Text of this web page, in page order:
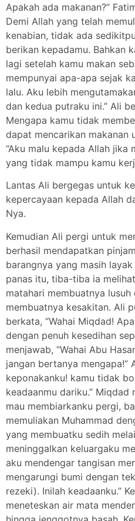
Apakah ada makanan?”
Demi Allah yang telah
kenabian, tidak ada
berikan kepadamu. Bahkan
lagi setelah kamu makan
mempunyai apa-apa sejak
lalu. Aku lebih
dan kedua putraku ini.” Ali
Mengapa kamu tidak
dapat mencarikan makanan
“Aku malu kepada Allah jika
yang tidak mampu kamu
Lantas Ali bergegas untuk
kepercayaan kepada Allah
Nya.
Kemudian Ali pergi untuk
berhasil mendapatkan
barangnya yang masih
panas itu, tiba-tiba ia
matahari membuatnya lusuh
membuatnya kesakitan. Ali
berkata, “Wahai Miqdad!
dengan penuh kesedihan
menjawab, “Wahai Abu
jangan bertanya mengapa!”
keponakanku! kamu tidak
keadaanmu dariku.” Miqdad
mau membiarkanku pergi,
memuliakan Muhammad
yang membuatku sedih
meninggalkan keluargaku
aku mendengar tangisan
mengarungi bumi dengan
rezeki). Inilah keadaanku.”
meneteskan air mata